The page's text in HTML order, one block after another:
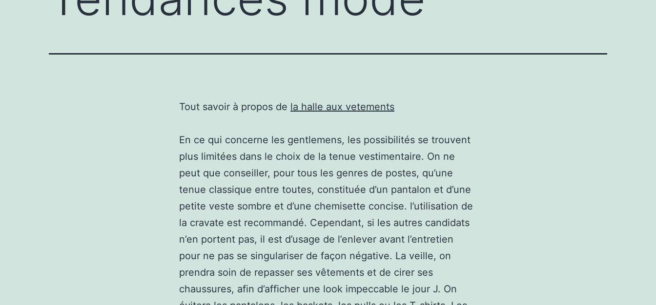
Tout savoir à propos de la halle aux vetements
En ce qui concerne les gentlemens, les possibilités se trouvent
plus limitées dans le choix de la tenue vestimentaire. On ne
peut que conseiller, pour tous les genres de postes, qu’une
tenue classique entre toutes, constituée d’un pantalon et d’une
petite veste sombre et d’une chemisette concise. l’utilisation de
la cravate est recommandé. Cependant, si les autres candidats
n’en portent pas, il est d’usage de l’enlever avant l’entretien
pour ne pas se singulariser de façon négative. La veille, on
prendra soin de repasser ses vêtements et de cirer ses
chaussures, afin d’afficher une look impeccable le jour J. On